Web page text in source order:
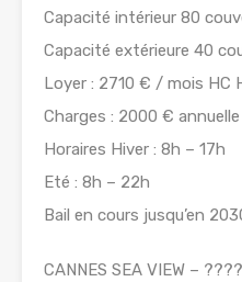
Capacité intérieur 80
Capacité extérieure 40
Loyer : 2710 € / mois HC
Charges : 2000 € annuelle
Horaires Hiver : 8h – 17h
Eté : 8h – 22h
Bail en cours jusqu’en
CANNES SEA VIEW –